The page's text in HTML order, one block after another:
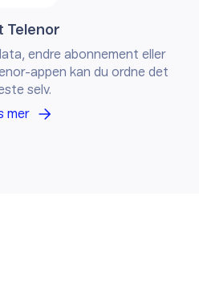
Telenor
endre abonnement eller
appen kan du ordne det
selv.
mer